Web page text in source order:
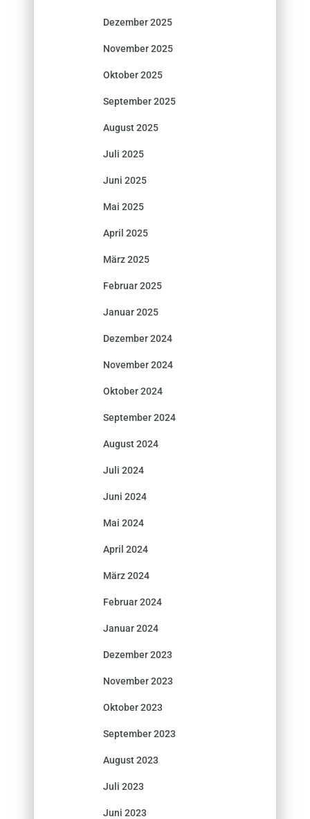
Dezember 2025
November 2025
Oktober 2025
September 2025
August 2025
Juli 2025
Juni 2025
Mai 2025
April 2025
März 2025
Februar 2025
Januar 2025
Dezember 2024
November 2024
Oktober 2024
September 2024
August 2024
Juli 2024
Juni 2024
Mai 2024
April 2024
März 2024
Februar 2024
Januar 2024
Dezember 2023
November 2023
Oktober 2023
September 2023
August 2023
Juli 2023
Juni 2023